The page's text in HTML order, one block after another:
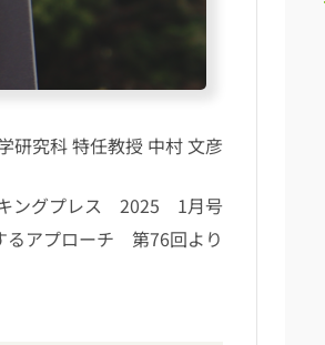
研究科 特任教授 中村 文彦
ングプレス 2025 1月号
るアプローチ 第76回より